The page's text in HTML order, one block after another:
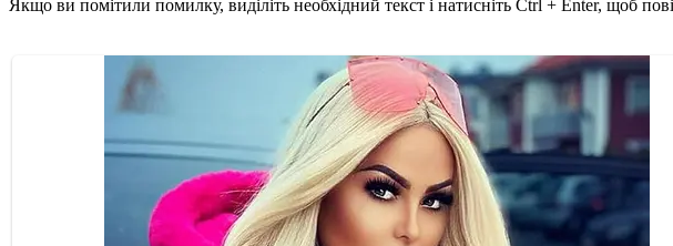
Якщо ви помітили помилку, виділіть необхідний текст і натисніть Ctrl + Enter, щоб